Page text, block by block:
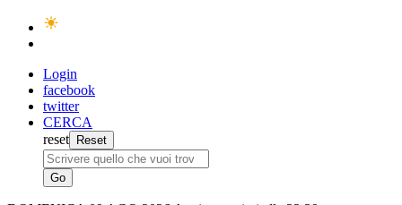
Login
facebook
twitter
CERCA
reset